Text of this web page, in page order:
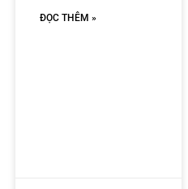
ĐỌC THÊM »